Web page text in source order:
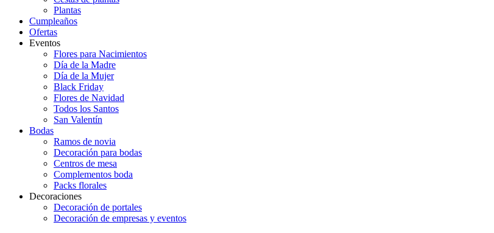
Plantas
Cumpleaños
Ofertas
Eventos
Flores para Nacimientos
Día de la Madre
Día de la Mujer
Black Friday
Flores de Navidad
Todos los Santos
San Valentín
Bodas
Ramos de novia
Decoración para bodas
Centros de mesa
Complementos boda
Packs florales
Decoraciones
Decoración de portales
Decoración de empresas y eventos